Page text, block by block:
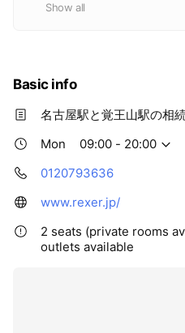
Show all
Basic info
名古屋駅と覚王山駅の相
Mon
09:00 - 20:00
0120793636
www.rexer.jp/
2 seats (private rooms
outlets available